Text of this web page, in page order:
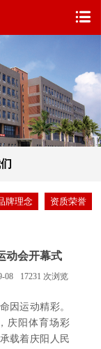
牌理念 资质荣誉
动会开幕式
08 17231 次浏览
因运动精彩。
庆阳体育场彩
载着庆阳人民